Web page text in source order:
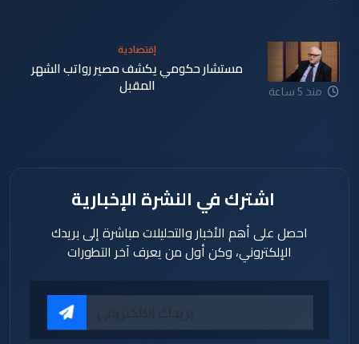
منذ 5 ساعة
إقتصادية
مستشار حكومي يكشف مصير رواتب الشهر
المقبل
اشترك في النشرة الإخبارية
احصل على أهم الأخبار والتحليلات مباشرة إلى بريدك
الإلكتروني، وكن أول من يعرف آخر التطورات